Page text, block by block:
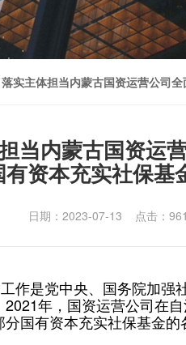
实主体担当内蒙古国资运营公司
当内蒙古国资运
有资本充实社保基
日期：2023-07-13 点击：
是党中央、国务院加强
年，国资运营公司在
国有资本充实社保基金